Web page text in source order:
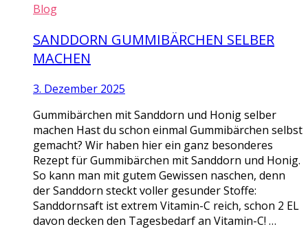
Blog
SANDDORN GUMMIBÄRCHEN SELBER
MACHEN
3. Dezember 2025
Gummibärchen mit Sanddorn und Honig selber
machen Hast du schon einmal Gummibärchen selbst
gemacht? Wir haben hier ein ganz besonderes
Rezept für Gummibärchen mit Sanddorn und Honig.
So kann man mit gutem Gewissen naschen, denn
der Sanddorn steckt voller gesunder Stoffe:
Sanddornsaft ist extrem Vitamin-C reich, schon 2 EL
davon decken den Tagesbedarf an Vitamin-C! …